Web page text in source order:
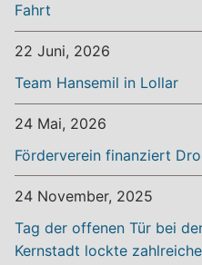
Fahrt
22 Juni, 2026
Team Hansemil in Lollar
24 Mai, 2026
Förderverein finanziert
24 November, 2025
Tag der offenen Tür bei
Kernstadt lockte